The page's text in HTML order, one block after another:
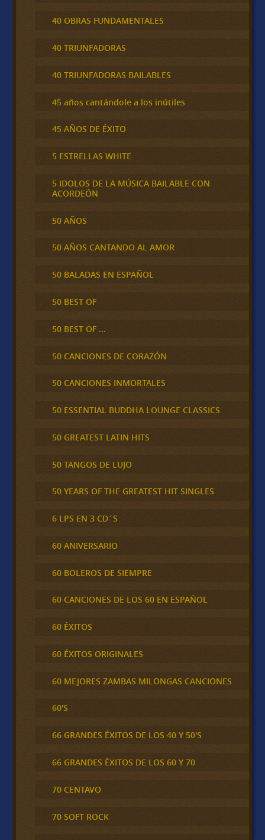
40 OBRAS FUNDAMENTALES
40 TRIUNFADORAS
40 TRIUNFADORAS BAILABLES
45 años cantándole a los inútiles
45 AÑOS DE ÉXITO
5 ESTRELLAS WHITE
5 IDOLOS DE LA MÚSICA BAILABLE CON
ACORDEÓN
50 AÑOS
50 AÑOS CANTANDO AL AMOR
50 BALADAS EN ESPAÑOL
50 BEST OF
50 BEST OF …
50 CANCIONES DE CORAZÓN
50 CANCIONES INMORTALES
50 ESSENTIAL BUDDHA LOUNGE CLASSICS
50 GREATEST LATIN HITS
50 TANGOS DE LUJO
50 YEARS OF THE GREATEST HIT SINGLES
6 LPS EN 3 CD´S
60 ANIVERSARIO
60 BOLEROS DE SIEMPRE
60 CANCIONES DE LOS 60 EN ESPAÑOL
60 ÉXITOS
60 ÉXITOS ORIGINALES
60 MEJORES ZAMBAS MILONGAS CANCIONES
60'S
66 GRANDES ÉXITOS DE LOS 40 Y 50'S
66 GRANDES ÉXITOS DE LOS 60 Y 70
70 CENTAVO
70 SOFT ROCK